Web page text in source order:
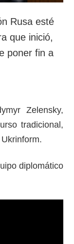
Rusa esté
que inició,
poner fin a
Zelensky,
tradicional,
diplomático